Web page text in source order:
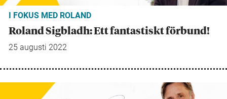
I FOKUS MED ROLAND
Roland Sigbladh: Ett fantastiskt förbund!
25 augusti 2022